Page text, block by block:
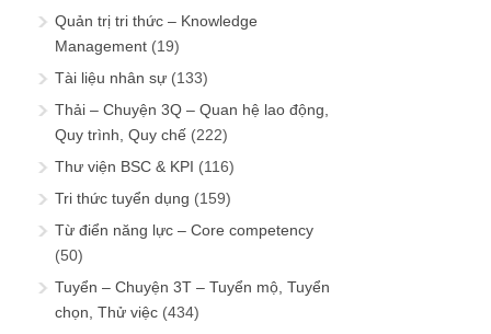
Quản trị tri thức – Knowledge
Management (19)
Tài liệu nhân sự (133)
Thải – Chuyện 3Q – Quan hệ lao động,
Quy trình, Quy chế (222)
Thư viện BSC & KPI (116)
Tri thức tuyển dụng (159)
Từ điển năng lực – Core competency
(50)
Tuyển – Chuyện 3T – Tuyển mộ, Tuyển
chọn, Thử việc (434)